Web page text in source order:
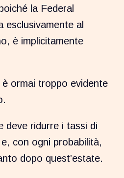
la Federal
esclusivamente al
è implicitamente
ormai troppo evidente
deve ridurre i tassi di
con ogni probabilità,
dopo quest’estate.